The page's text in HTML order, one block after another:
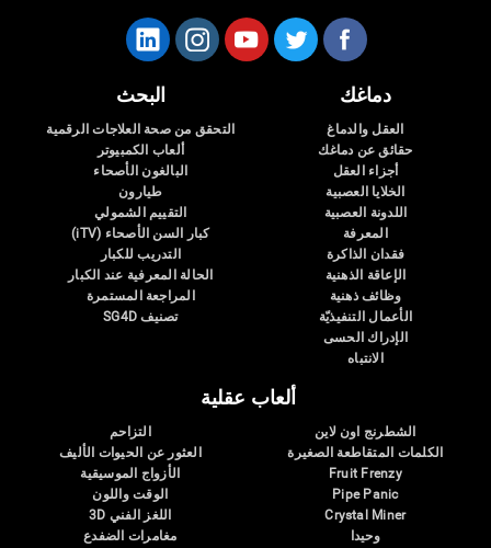
دماغك
العقل والدماغ
حقائق عن دماغك
أجزاء العقل
الخلايا العصبية
اللدونة العصبية
المعرفة
فقدان الذاكرة
الإعاقة الذهنية
وظائف ذهنية
الأعمال التنفيذيّة
الإدراك الحسى
الانتباه
البحث
التحقق من صحة العلاجات الرقمية
ألعاب الكمبيوتر
البالغون الأصحاء
طيارون
التقييم الشمولي
كبار السن الأصحاء (iTV)
التدريب للكبار
الحالة المعرفية عند الكبار
المراجعة المستمرة
تصنيف SG4D
ألعاب عقلية
الشطرنج اون لاين
الكلمات المتقاطعة الصغيرة
Fruit Frenzy
Pipe Panic
Crystal Miner
وحيدا
التزاحم
العثور عن الحيوات الأليف
الأزواج الموسيقية
الوقت واللون
اللغز الفني 3D
مغامرات الضفدع